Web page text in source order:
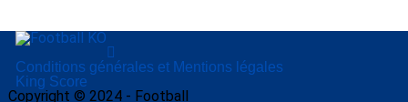
Conditions générales et Mentions légales
King Score
Copyright © 2024 - Football